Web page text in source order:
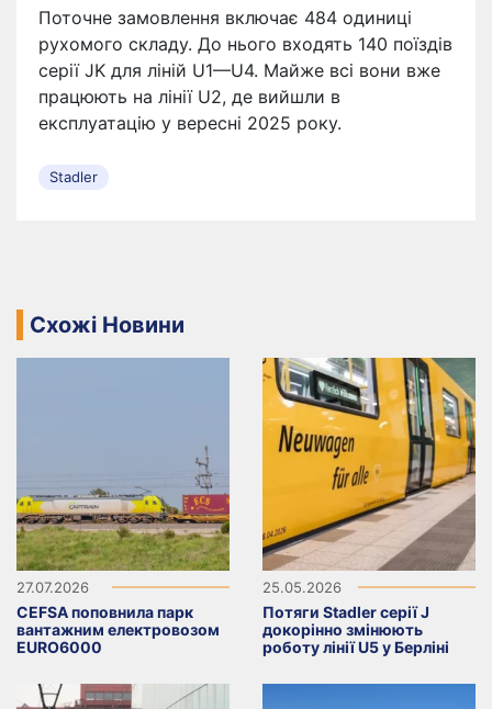
Поточне замовлення включає 484 одиниці
рухомого складу. До нього входять 140 поїздів
серії JK для ліній U1—U4. Майже всі вони вже
працюють на лінії U2, де вийшли в
експлуатацію у вересні 2025 року.
Stadler
Схожі Новини
27.07.2026
CEFSA поповнила парк
вантажним електровозом
EURO6000
25.05.2026
Потяги Stadler серії J
докорінно змінюють
роботу лінії U5 у Берліні